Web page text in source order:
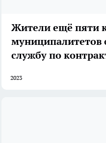
Жители ещё пяти
муниципалитетов
службу по
2023